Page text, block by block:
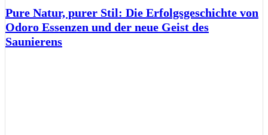
Pure Natur, purer Stil: Die Erfolgsgeschichte von
Odoro Essenzen und der neue Geist des
Saunierens